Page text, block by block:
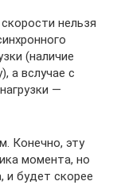
нельзя
(наличие
а вслучае с
—
Конечно, эту
момента, но
и будет скорее